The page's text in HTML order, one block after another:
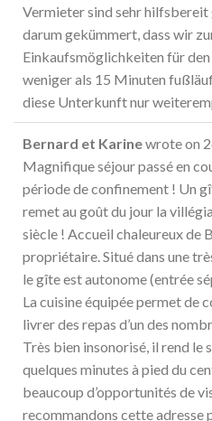
Vermieter sind sehr hilfsbereit
darum gekümmert, dass wir
Einkaufsmöglichkeiten für
weniger als 15 Minuten
diese Unterkunft nur
Bernard et Karinewrote on
Magnifique séjour passé en
période de confinement ! Un
remet au goût du jour la
siècle ! Accueil chaleureux de
propriétaire. Situé dans une
le gîte est autonome (entrée
La cuisine équipée permet de
livrer des repas d’un des
Très bien insonorisé, il rend le
quelques minutes à pied du
beaucoup d’opportunités de
recommandons cette adresse